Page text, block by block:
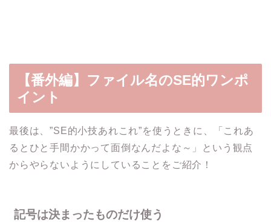
【番外編】ファイル名のSE的ワンポ
イント
最後は、”SE的小技あれこれ”を使うときに、「これあ
るとひと手間かかって面倒なんだよな～」という観点
からやらないようにしていることをご紹介！
記号は決まったものだけ使う